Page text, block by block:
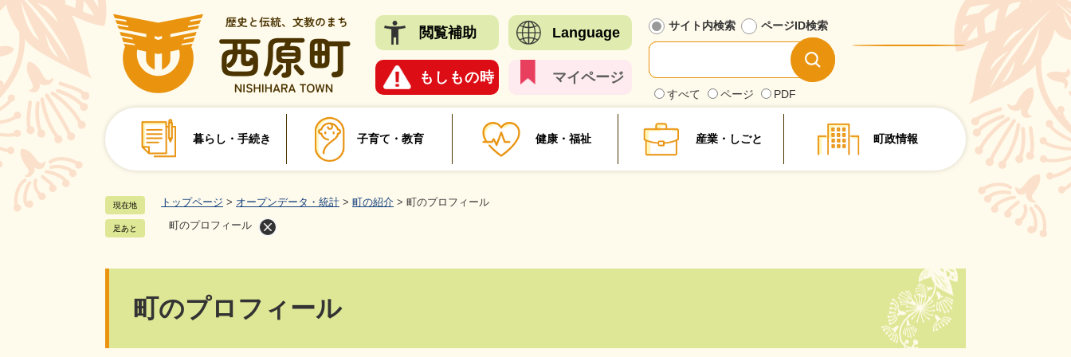
ペ
ジ
先
頭
で
。
閲覧補助 Language
もしもの時 マイページ
サイト内検索
検
索
対
象
すべて ページ PDF
ページID検索
探
暮らし・手続き 子育て・教育 健康・福祉 産業・しごと 町政情報
現在地 トップページ > オープンデータ・統計 > 町の紹介 > 町のプロフィール
足あと 町のプロフィール
町のプロフィール